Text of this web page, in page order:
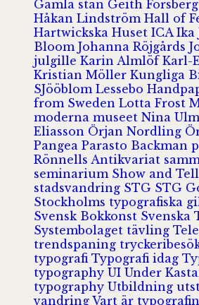
Gamla stan Geith Forsberg
Håkan Lindström Hall of
Hartwickska Huset ICA Ika
Bloom Johanna Röjgårds
julgille Karin Almlöf Karl-
Kristian Möller Kungliga
SJööblom Lessebo
from Sweden Lotta Frost
moderna museet Nina
Eliasson Örjan Nordling
Pangea Parasto Backman
Rönnells Antikvariat
seminarium Show and Tell
stadsvandring STG STG
Stockholms typografiska
Svensk Bokkonst Svenska
Systembolaget tävling
trendspaning
typografi Typografi idag
typography UI Under
typography Utbildning
vandring Vart är typografin